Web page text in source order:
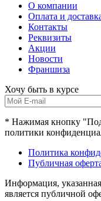
О компании
Оплата и
Контакты
Реквизиты
Акции
Новости
Франшиза
Хочу быть в курсе
* Нажимая кнопку
политики
Политика
Публичная
Информация,
является публичной